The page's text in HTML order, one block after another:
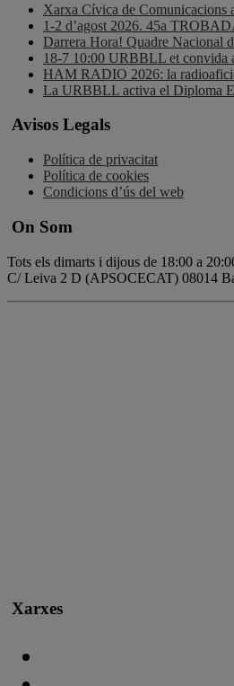
Xarxa Cívica de Comunicacions
1-2 d’agost 2026. 45a
Darrera Hora! Quadre Nacional
18-7 10:00 URBBLL et convida
HAM RADIO 2026: la
La URBBLL activa el Diploma
Avisos Legals
Política de privacitat
Política de cookies
Condicions d’ús del web
On Som
Tots els dimarts i dijous de 18:00 a
C/ Leiva 2 D (APSOCECAT) 08014
Xarxes